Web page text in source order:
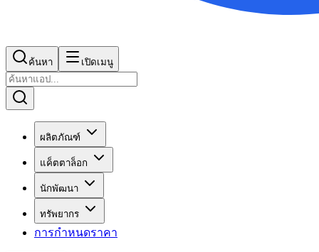
ค้นหา เปิดเมนู
ผลิตภัณฑ์
แค็ตตาล็อก
นักพัฒนา
ทรัพยากร
การกำหนดราคา